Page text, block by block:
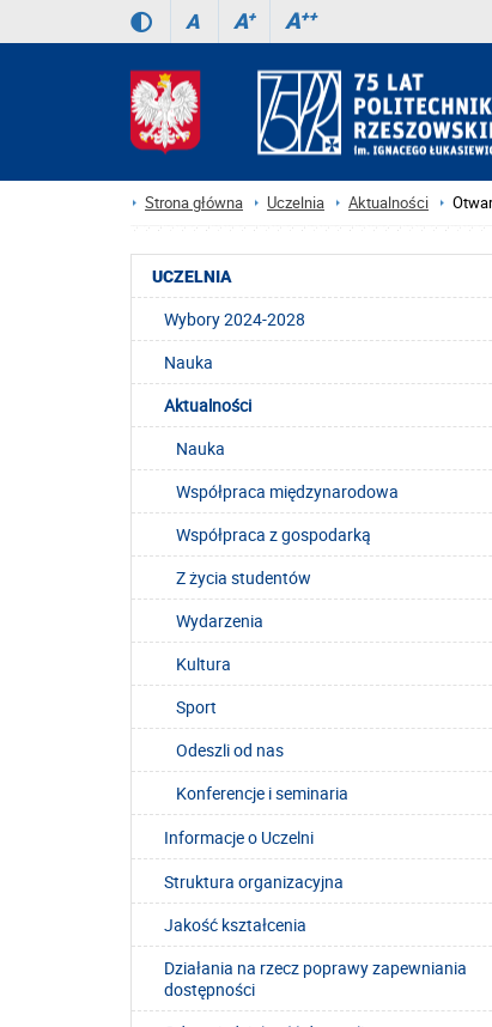
A A+ A++
Strona główna Uczelnia Aktualności
UCZELNIA
Wybory 2024-2028
Nauka
Aktualności
Nauka
Współpraca międzynarodowa
Współpraca z gospodarką
Z życia studentów
Wydarzenia
Kultura
Sport
Odeszli od nas
Konferencje i seminaria
Informacje o Uczelni
Struktura organizacyjna
Jakość kształcenia
Działania na rzecz poprawy zapewniania
dostępności